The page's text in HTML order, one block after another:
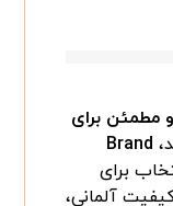
مطمئن برای
Brand
برای
آلمانی،